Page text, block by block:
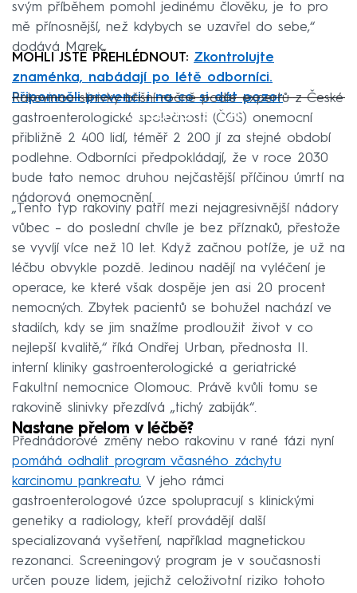
svým příběhem pomohl jedinému člověku, je to pro
mě přínosnější, než kdybych se uzavřel do sebe,“
dodává Marek.
MOHLI JSTE PŘEHLÉDNOUT: Zkontrolujte
znaménka, nabádají po létě odborníci.
Připomněli prevenci i na co si dát pozor
Failed to fetch
Rakovinou slinivky břišní ročně podle expertů z České
gastroenterologické společnosti (ČGS) onemocní
přibližně 2 400 lidí, téměř 2 200 jí za stejné období
podlehne. Odborníci předpokládají, že v roce 2030
bude tato nemoc druhou nejčastější příčinou úmrtí na
nádorová onemocnění.
„Tento typ rakoviny patří mezi nejagresivnější nádory
vůbec – do poslední chvíle je bez příznaků, přestože
se vyvíjí více než 10 let. Když začnou potíže, je už na
léčbu obvykle pozdě. Jedinou nadějí na vyléčení je
operace, ke které však dospěje jen asi 20 procent
nemocných. Zbytek pacientů se bohužel nachází ve
stadiích, kdy se jim snažíme prodloužit život v co
nejlepší kvalitě,“ říká Ondřej Urban, přednosta II.
interní kliniky gastroenterologické a geriatrické
Fakultní nemocnice Olomouc. Právě kvůli tomu se
rakovině slinivky přezdívá „tichý zabiják“.
Nastane přelom v léčbě?
Přednádorové změny nebo rakovinu v rané fázi nyní
pomáhá odhalit program včasného záchytu
karcinomu pankreatu. V jeho rámci
gastroenterologové úzce spolupracují s klinickými
genetiky a radiology, kteří provádějí další
specializovaná vyšetření, například magnetickou
rezonanci. Screeningový program je v současnosti
určen pouze lidem, jejichž celoživotní riziko tohoto